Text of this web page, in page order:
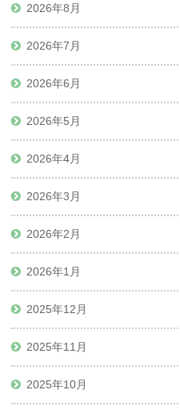
2026年8月
2026年7月
2026年6月
2026年5月
2026年4月
2026年3月
2026年2月
2026年1月
2025年12月
2025年11月
2025年10月